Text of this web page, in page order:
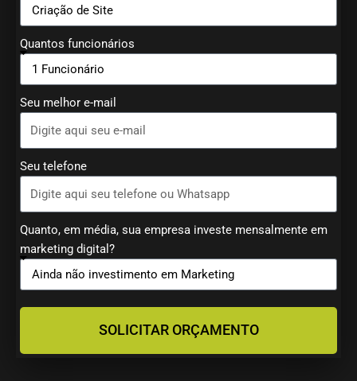
Quantos funcionários
Seu melhor e-mail
Seu telefone
Quanto, em média, sua empresa investe mensalmente em
marketing digital?
SOLICITAR ORÇAMENTO